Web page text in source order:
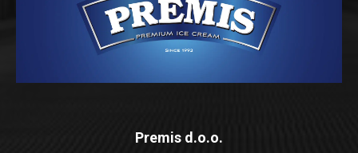
Premis d.o.o.